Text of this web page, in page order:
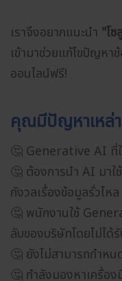
เราจึงอยากแนะนำ "โ
เข้ามาช่วยแก้ไขปัญหา
ออนไลน์ฟรี!
คุณมีปัญหาเหล่
🤔 Generative AI ที่
🤔 ต้องการนำ AI มาใ
กังวลเรื่องข้อมูลรั่วไหล
🤔 พนักงานใช้
ลับของบริษัทโดยไม่ได้
🤔 ยังไม่สามารถกำห
🤔 กำลังมองหาเครื่อ